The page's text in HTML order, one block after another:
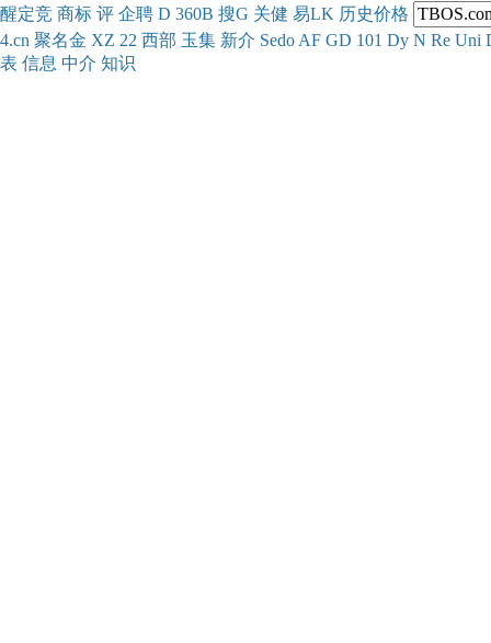
醒定竞 商标 评 企聘 D 360B 搜G 关健 易LK 历史价格
4.cn 聚名金 XZ 22 西部 玉集 新介 Sedo AF GD 101 Dy N Re Uni
表 信息 中介 知识